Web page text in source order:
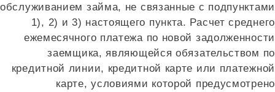
обслуживанием займа, не связанные с подпунктами
1), 2) и 3) настоящего пункта. Расчет среднего
ежемесячного платежа по новой задолженности
заемщика, являющейся обязательством по
кредитной линии, кредитной карте или платежной
карте, условиями которой предусмотрено